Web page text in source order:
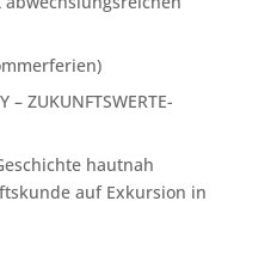
– ZUKUNFTSWERTE-
hautnah
auf Exkursion in